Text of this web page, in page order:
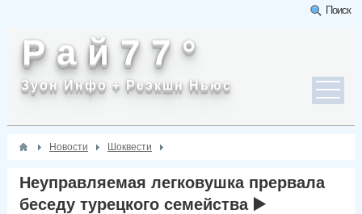
Поиск
Р а й 7 7 °
Зуон Инфо + Реэкшн Ньюс
Новости Шоквести
Неуправляемая легковушка прервала
беседу турецкого семейства ▶️